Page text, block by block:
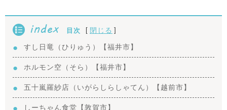
index 目次 [ 閉じる ]
すし日竜（ひりゅう）【福井市】
ホルモン空（そら）【福井市】
五十嵐羅紗店（いがらしらしゃてん）【越前市】
しーちゃん食堂【敦賀市】